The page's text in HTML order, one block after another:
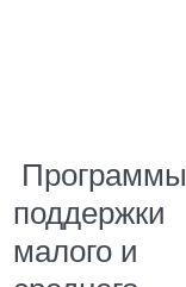
Программы
поддержки
малого и